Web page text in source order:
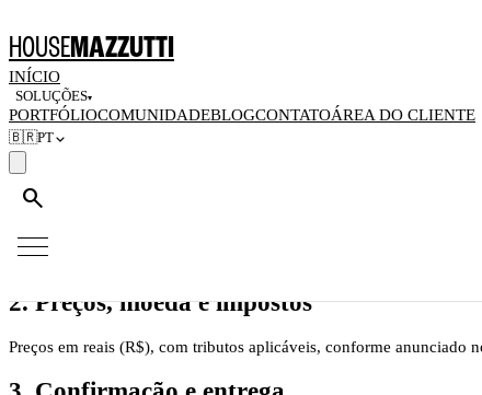
HOUSEMAZZUTTI
INÍCIO
SOLUÇÕES▾
PORTFÓLIOCOMUNIDADEBLOGCONTATOÁREA DO CLIENTE
🇧🇷PT
search
Política de Pagamentos
Última atualização:07 de junho de 2026
1. Meios e intermediação
As compras de livros e e-books da HOUSE MAZZUTTI
A House não processa nem armazena dados de pagamento dessas
2. Preços, moeda e impostos
Preços em reais (R$), com tributos aplicáveis, conforme anunciado